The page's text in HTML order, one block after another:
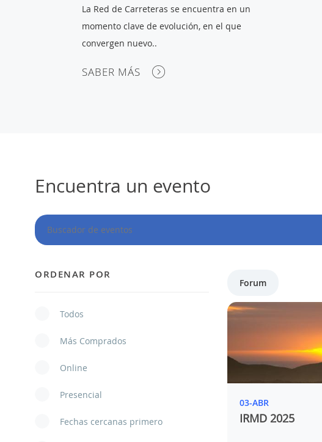
La Red de Carreteras se encuentra en un
momento clave de evolución, en el que
convergen nuevo..
SABER MÁS
Encuentra un evento
ORDENAR POR
Todos
Más Comprados
Online
Presencial
Fechas cercanas primero
Forum
03-ABR
IRMD 2025